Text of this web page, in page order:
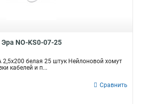
Эра NO-KS0-07-25
2,5х200 белая 25 штук Нейлоновой хомут
кабелей и п...
Сравнить